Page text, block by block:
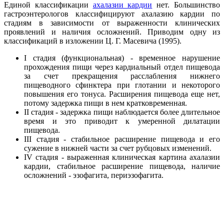
Единой классификации ахалазии кардии нет. Большинство
гастроэнтерологов классифицируют ахалазию кардии по
стадиям в зависимости от выраженности клинических
проявлений и наличия осложнений. Приводим одну из
классификаций в изложении Ц. Г. Масевича (1995).
I стадия (функциональная) - временное нарушение
прохождения пищи через кардиальный отдел пищевода
за счет прекращения расслабления нижнего
пищеводного сфинктера при глотании и некоторого
повышения его тонуса. Расширения пищевода еще нет,
потому задержка пищи в нем кратковременная.
II стадия - задержка пищи наблюдается более длительное
время и это приводит к умеренной дилатации
пищевода.
III стадия - стабильное расширение пищевода и его
сужение в нижней части за счет рубцовых изменений.
IV стадия - выраженная клиническая картина ахалазии
кардии, стабильное расширение пищевода, наличие
осложнений - эзофагита, периэзофагита.